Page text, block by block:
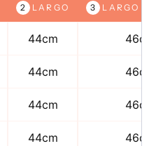
LARGO LARGO
44cm 46cm
44cm 46cm
44cm 46cm
44cm 46cm